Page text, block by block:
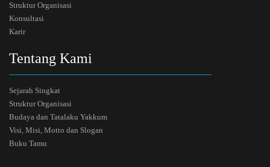
Struktur Organisasi
Konsultasi
Karir
Tentang Kami
Sejarah Singkat
Struktur Organisasi
Budaya dan Tatalaku Yakkum
Visi, Misi, Motto dan Slogan
Buku Tamu